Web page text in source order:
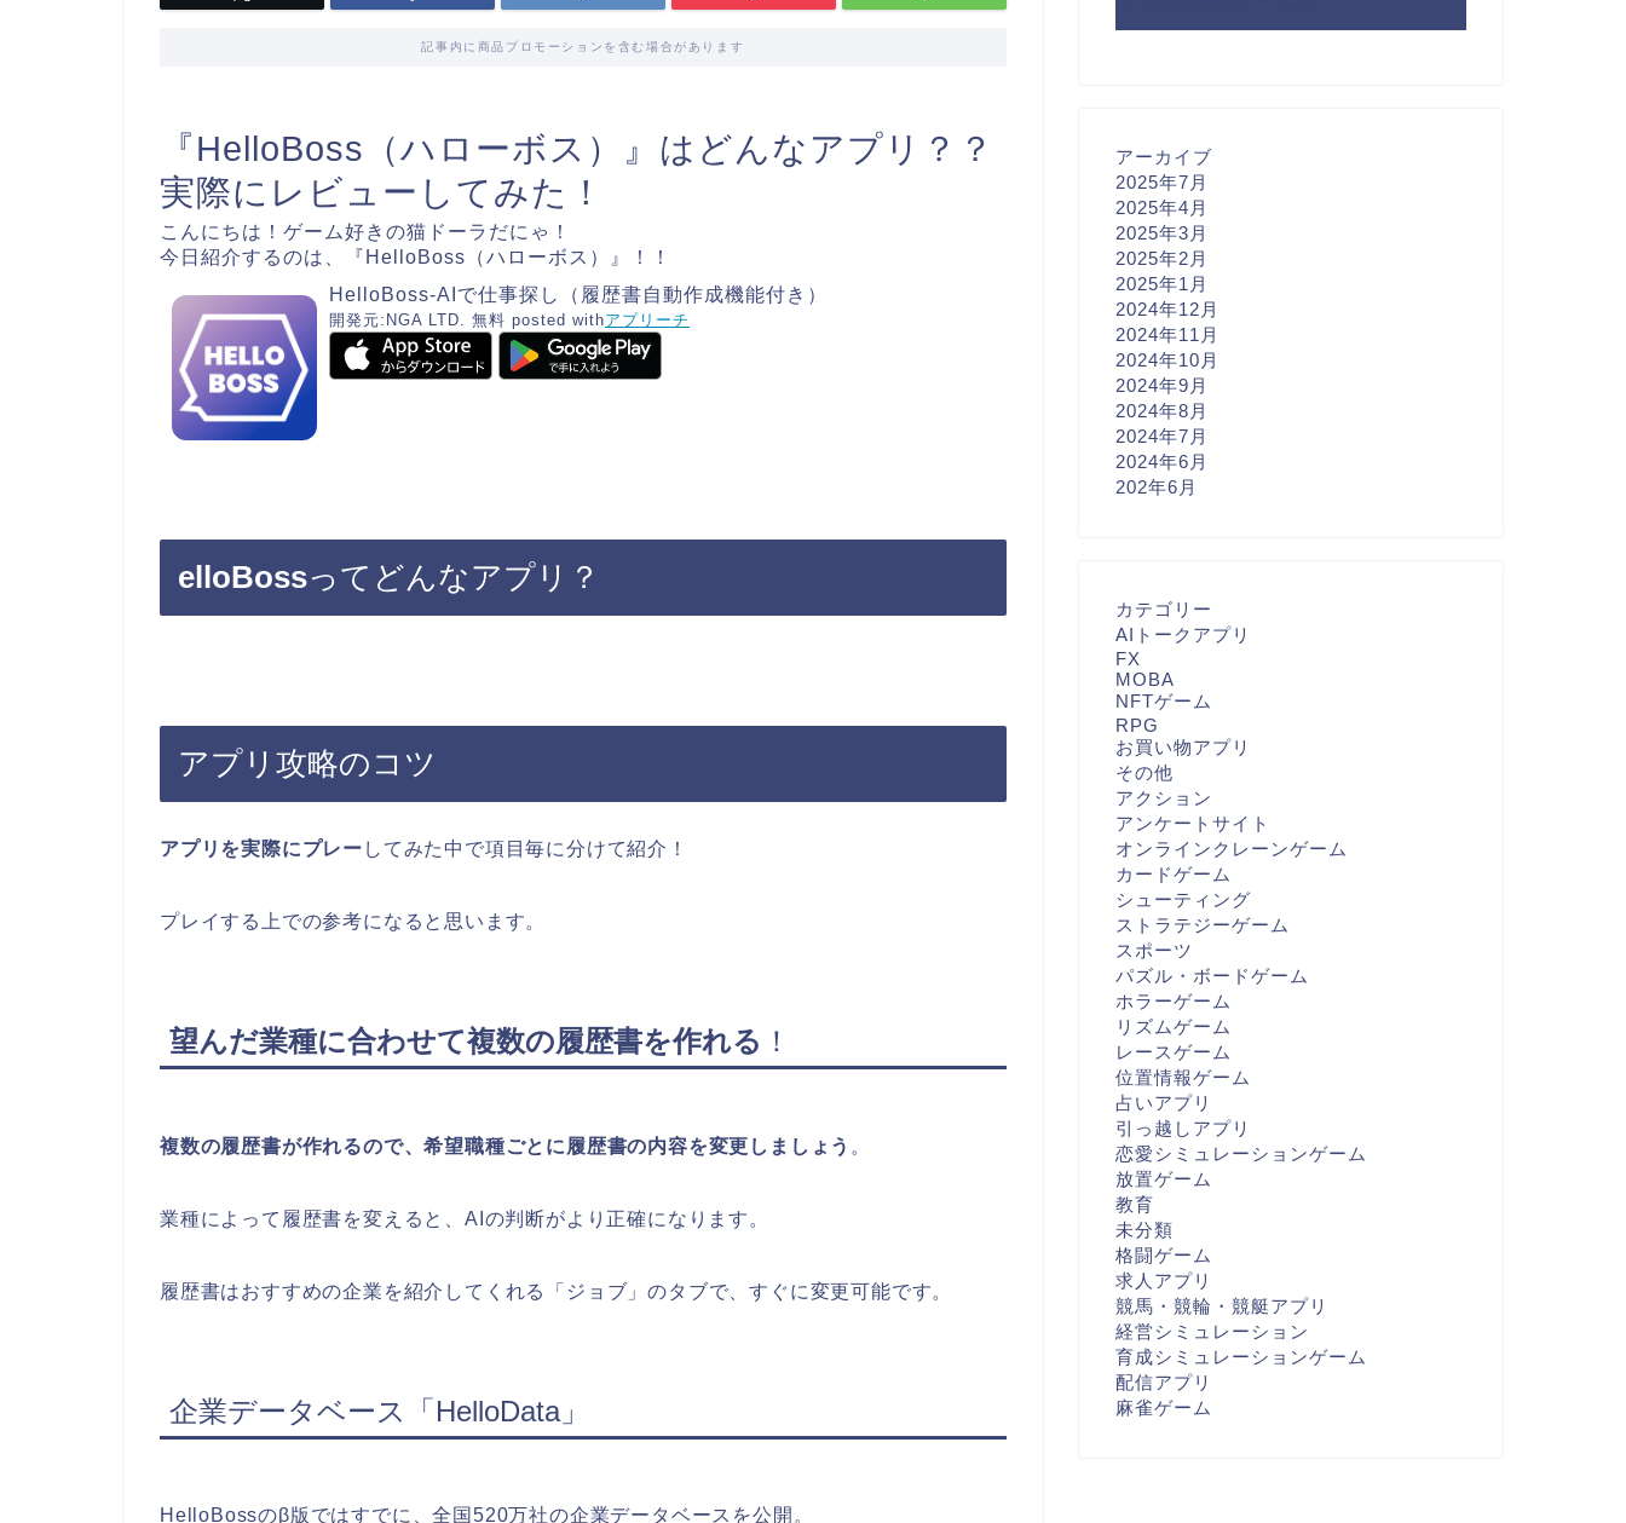
記事内に商品プロモーションを含む場合があります
『HelloBoss（ハローボス）』はどんなアプリ？？
実際にレビューしてみた！
こんにちは！ゲーム好きの猫ドーラだにゃ！
今日紹介するのは、『HelloBoss（ハローボス）』！！
HelloBoss-AIで仕事探し（履歴書自動作成機能付き）
開発元: NGA LTD. 無料 posted withアプリーチ
elloBossってどんなアプリ？
アプリ攻略のコツ
アプリを実際にプレー してみた中で項目毎に分けて紹介！
プレイする上での参考になると思います。
望んだ業種に合わせて複数の履歴書を作れる ！
複数の履歴書が作れるので、希望職種ごとに履歴書の内容を変更しましょう 。
業種によって履歴書を変えると、AIの判断がより正確になります。
履歴書はおすすめの企業を紹介してくれる「ジョブ」のタブで、すぐに変更可能です。
企業データベース「HelloData」
HelloBossのβ版ではすでに、全国520万社の企業データベースを公開。
アーカイブ
2025年7月
2025年4月
2025年3月
2025年2月
2025年1月
2024年12月
2024年11月
2024年10月
2024年9月
2024年8月
2024年7月
2024年6月
202年6月
カテゴリー
AIトークアプリ
FX
MOBA
NFTゲーム
RPG
お買い物アプリ
その他
アクション
アンケートサイト
オンラインクレーンゲーム
カードゲーム
シューティング
ストラテジーゲーム
スポーツ
パズル・ボードゲーム
ホラーゲーム
リズムゲーム
レースゲーム
位置情報ゲーム
占いアプリ
引っ越しアプリ
恋愛シミュレーションゲーム
放置ゲーム
教育
未分類
格闘ゲーム
求人アプリ
競馬・競輪・競艇アプリ
経営シミュレーション
育成シミュレーションゲーム
配信アプリ
麻雀ゲーム